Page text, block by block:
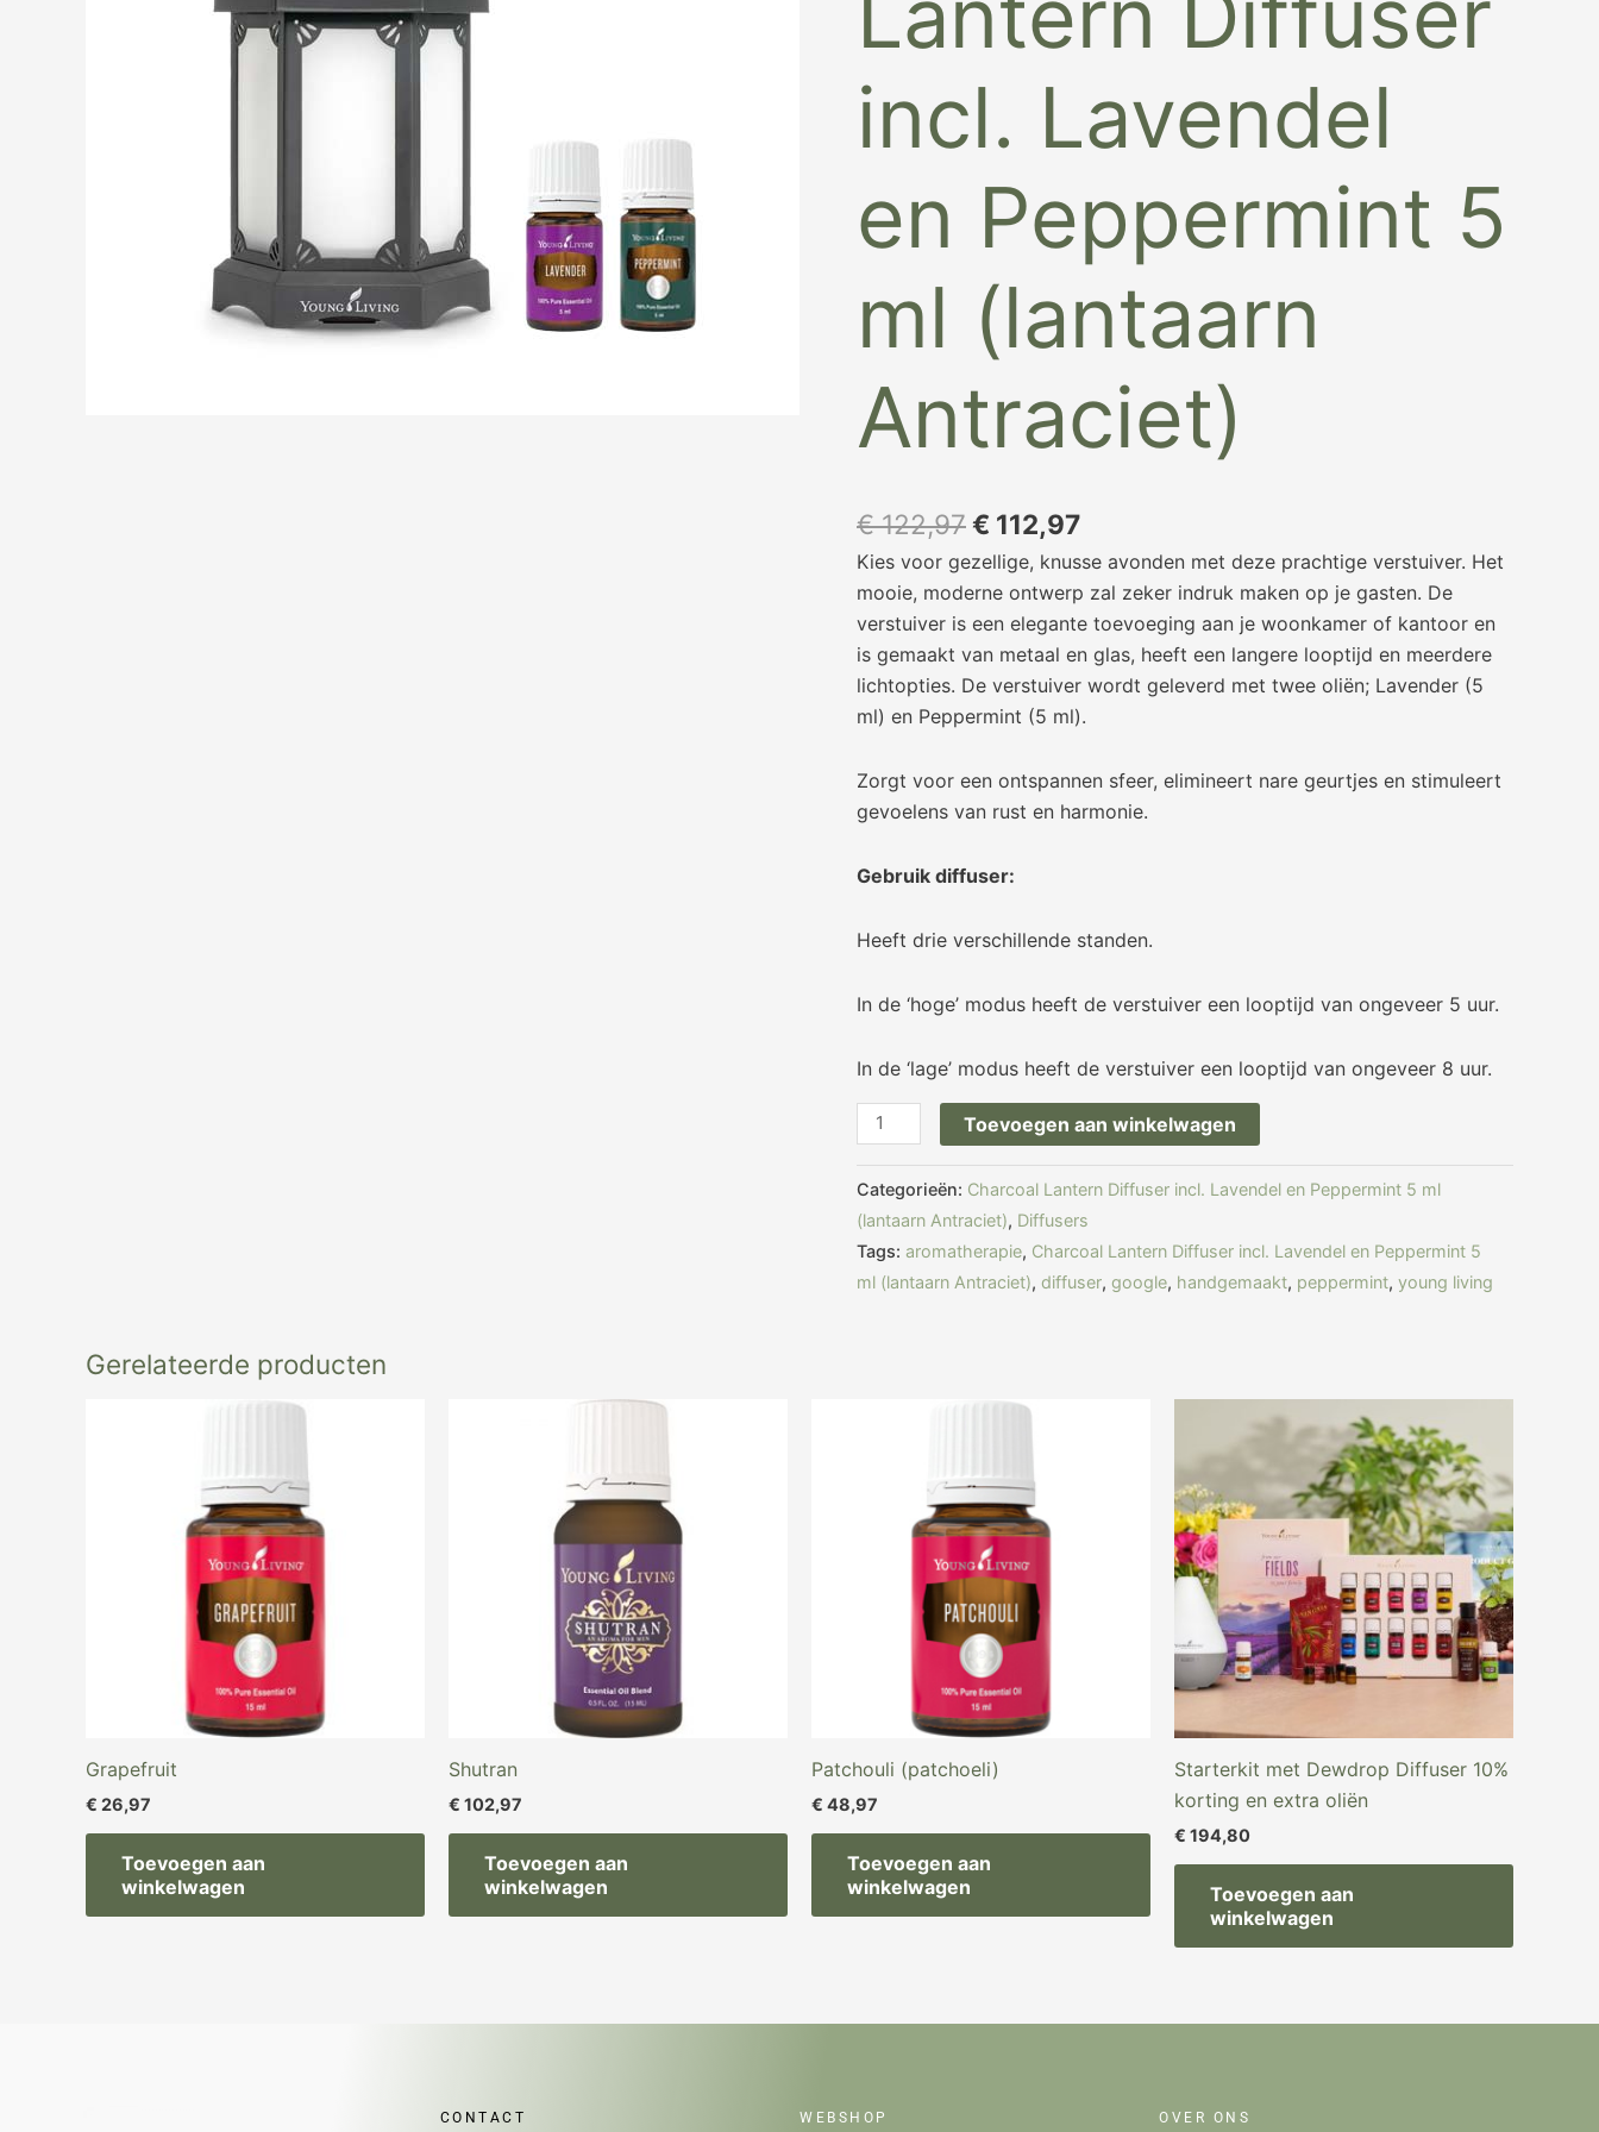
incl. Lavendel
en Peppermint 5
ml (lantaarn
Antraciet)
€122,97€ 112,97
Kies voor gezellige, knusse avonden met deze prachtige verstuiver. Het
mooie, moderne ontwerp zal zeker indruk maken op je gasten. De
verstuiver is een elegante toevoeging aan je woonkamer of kantoor en
is gemaakt van metaal en glas, heeft een langere looptijd en meerdere
lichtopties. De verstuiver wordt geleverd met twee oliën; Lavender (5
ml) en Peppermint (5 ml).
Zorgt voor een ontspannen sfeer, elimineert nare geurtjes en stimuleert
gevoelens van rust en harmonie.
Gebruik diffuser:
Heeft drie verschillende standen.
In de ‘hoge’ modus heeft de verstuiver een looptijd van ongeveer 5 uur.
In de ‘lage’ modus heeft de verstuiver een looptijd van ongeveer 8 uur.
Antraciet)
aantal
Toevoegen aan winkelwagen
Categorieën: Charcoal Lantern Diffuser incl. Lavendel en Peppermint 5 ml
(lantaarn Antraciet), Diffusers
Tags: aromatherapie, Charcoal Lantern Diffuser incl. Lavendel en Peppermint 5
ml (lantaarn Antraciet), diffuser, google, handgemaakt, peppermint, young living
Gerelateerde producten
Grapefruit
€ 26,97
Toevoegen aan
winkelwagen
Shutran
€ 102,97
Toevoegen aan
winkelwagen
Patchouli (patchoeli)
€ 48,97
Toevoegen aan
winkelwagen
Starterkit met Dewdrop Diffuser 10%
korting en extra oliën
€ 194,80
Toevoegen aan
winkelwagen
CONTACT WEBSHOP OVER ONS